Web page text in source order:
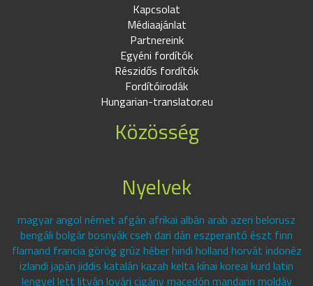
Kapcsolat
Médiaajánlat
Partnereink
Egyéni fordítók
Részidős fordítók
Fordítóirodák
Hungarian-translator.eu
Közösség
Nyelvek
magyar angol német afgán afrikai albán arab azeri belorusz
bengáli bolgár bosnyák cseh dari dán eszperantó észt finn
flamand francia görög grúz héber hindi holland horvát indonéz
izlandi japán jiddis katalán kazah kelta kínai koreai kurd latin
lengyel lett litván lovári cigány macedón mandarin moldáv